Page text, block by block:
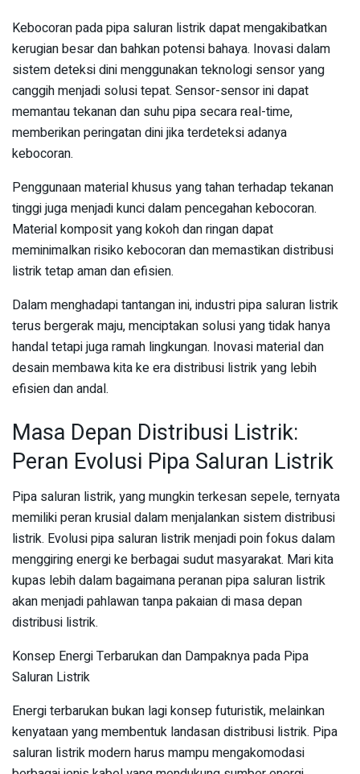
Kebocoran pada pipa saluran listrik dapat mengakibatkan
kerugian besar dan bahkan potensi bahaya. Inovasi dalam
sistem deteksi dini menggunakan teknologi sensor yang
canggih menjadi solusi tepat. Sensor-sensor ini dapat
memantau tekanan dan suhu pipa secara real-time,
memberikan peringatan dini jika terdeteksi adanya
kebocoran.
Penggunaan material khusus yang tahan terhadap tekanan
tinggi juga menjadi kunci dalam pencegahan kebocoran.
Material komposit yang kokoh dan ringan dapat
meminimalkan risiko kebocoran dan memastikan distribusi
listrik tetap aman dan efisien.
Dalam menghadapi tantangan ini, industri pipa saluran listrik
terus bergerak maju, menciptakan solusi yang tidak hanya
handal tetapi juga ramah lingkungan. Inovasi material dan
desain membawa kita ke era distribusi listrik yang lebih
efisien dan andal.
Masa Depan Distribusi Listrik:
Peran Evolusi Pipa Saluran Listrik
Pipa saluran listrik, yang mungkin terkesan sepele, ternyata
memiliki peran krusial dalam menjalankan sistem distribusi
listrik. Evolusi pipa saluran listrik menjadi poin fokus dalam
menggiring energi ke berbagai sudut masyarakat. Mari kita
kupas lebih dalam bagaimana peranan pipa saluran listrik
akan menjadi pahlawan tanpa pakaian di masa depan
distribusi listrik.
Konsep Energi Terbarukan dan Dampaknya pada Pipa
Saluran Listrik
Energi terbarukan bukan lagi konsep futuristik, melainkan
kenyataan yang membentuk landasan distribusi listrik. Pipa
saluran listrik modern harus mampu mengakomodasi